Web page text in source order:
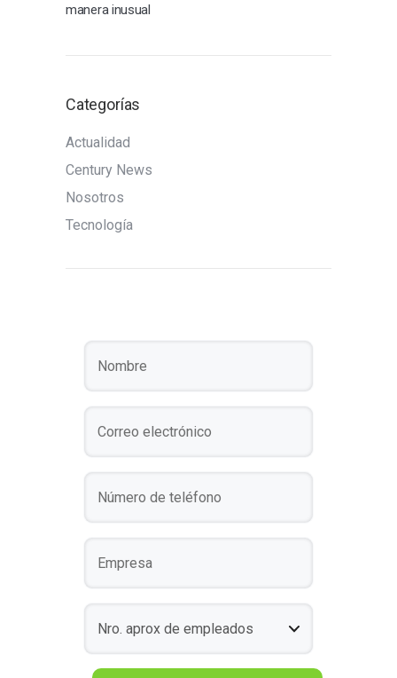
manera inusual
Categorías
Actualidad
Century News
Nosotros
Tecnología